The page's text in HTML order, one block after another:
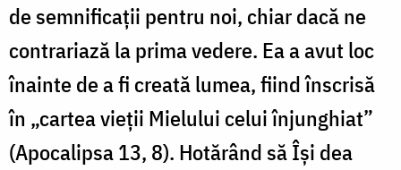
de semnificații pentru noi, chiar dacă ne
contrariază la prima vedere. Ea a avut loc
înainte de a fi creată lumea, fiind înscrisă
în „cartea vieții Mielului celui înjunghiat”
(Apocalipsa 13, 8). Hotărând să Își dea